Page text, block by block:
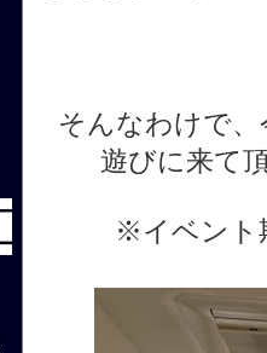
そんなわけで
遊びに来て
※イベント